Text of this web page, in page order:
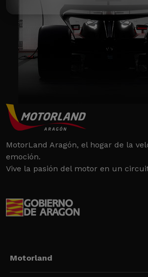
MotorLand Aragón, el hogar de la
emoción.
Vive la pasión del motor en un
Motorland